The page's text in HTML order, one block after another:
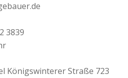
3839
Königswinterer Straße 723